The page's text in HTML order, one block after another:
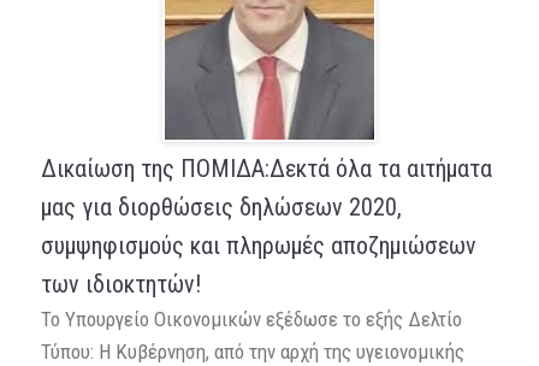
Δικαίωση της ΠΟΜΙΔΑ:Δεκτά όλα τα αιτήματα
μας για διορθώσεις δηλώσεων 2020,
συμψηφισμούς και πληρωμές αποζημιώσεων
των ιδιοκτητών!
Το Υπουργείο Οικονομικών εξέδωσε το εξής Δελτίο
Τύπου: Η Κυβέρνηση, από την αρχή της υγειονομικής